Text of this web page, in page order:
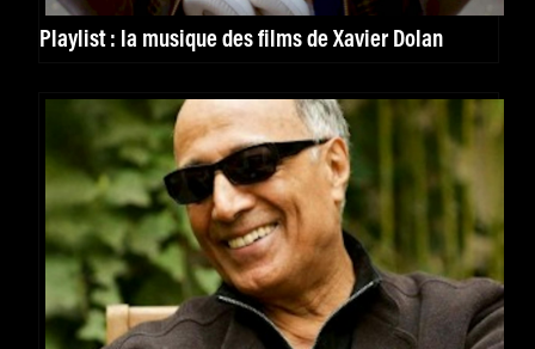
Playlist : la musique des films de Xavier Dolan